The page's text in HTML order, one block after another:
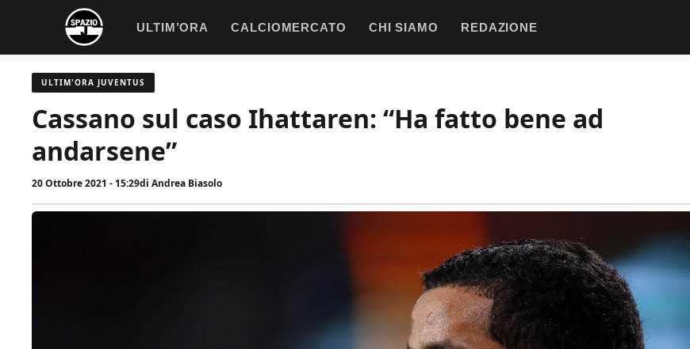
contenuto
ULTIM’ORA CALCIOMERCATO CHI SIAMO REDAZIONE
ULTIM'ORA JUVENTUS
Cassano sul caso Ihattaren: “Ha fatto bene ad
andarsene”
20 Ottobre 2021 - 15:29di Andrea Biasolo